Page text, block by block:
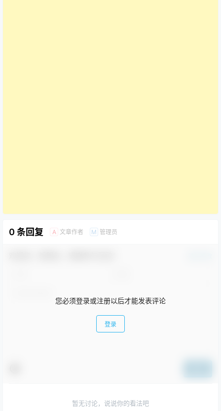
0 条回复 A 文章作者 M 管理员
您必须登录或注册以后才能发表评论
登录
暂无讨论，说说你的看法吧